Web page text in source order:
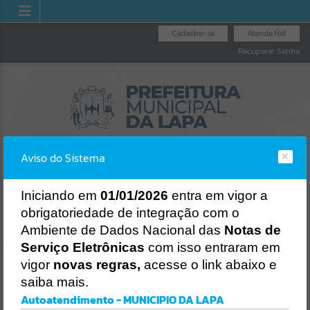
Atende.Net
Cadastre-se
Recuperar Senha
LICITAÇÕES
NOTA FISCAL
ELETRÔNICA
NOTA FISCAL
NACIONAL
Aviso do Sistema
Iniciando em 01/01/2026 entra em vigor a
obrigatoriedade de integração com o
Ambiente de Dados Nacional das Notas de
Serviço Eletrônicas com isso entraram em
vigor novas regras, acesse o link abaixo e
saiba mais.
Autoatendimento - MUNICIPIO DA LAPA
Erro
Gerenciamento do Sistema
Ocorreu um erro de script: